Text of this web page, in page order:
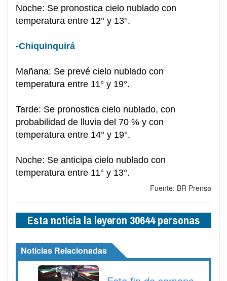
Noche: Se pronostica cielo nublado con
temperatura entre 12° y 13°.
-Chiquinquirá
Mañana: Se prevé cielo nublado con
temperatura entre 11° y 19°.
Tarde: Se pronostica cielo nublado, con
probabilidad de lluvia del 70 % y con
temperatura entre 14° y 19°.
Noche: Se anticipa cielo nublado con
temperatura entre 11° y 13°.
Fuente: BR Prensa
Esta noticia la leyeron 30644 personas
Noticias Relacionadas